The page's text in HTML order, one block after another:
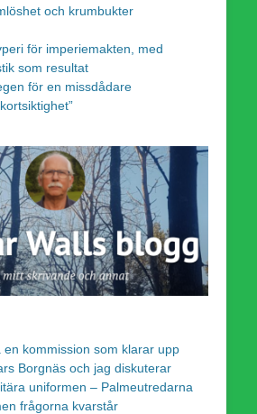
och krumbukter
för imperiemakten, med
som resultat
för en missdådare
en kommission som klarar upp
Borgnäs och jag diskuterar
uniformen – Palmeutredarna
frågorna kvarstår